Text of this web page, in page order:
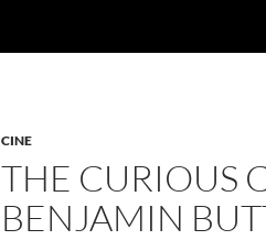
CINE
THE CURIOUS
BENJAMIN